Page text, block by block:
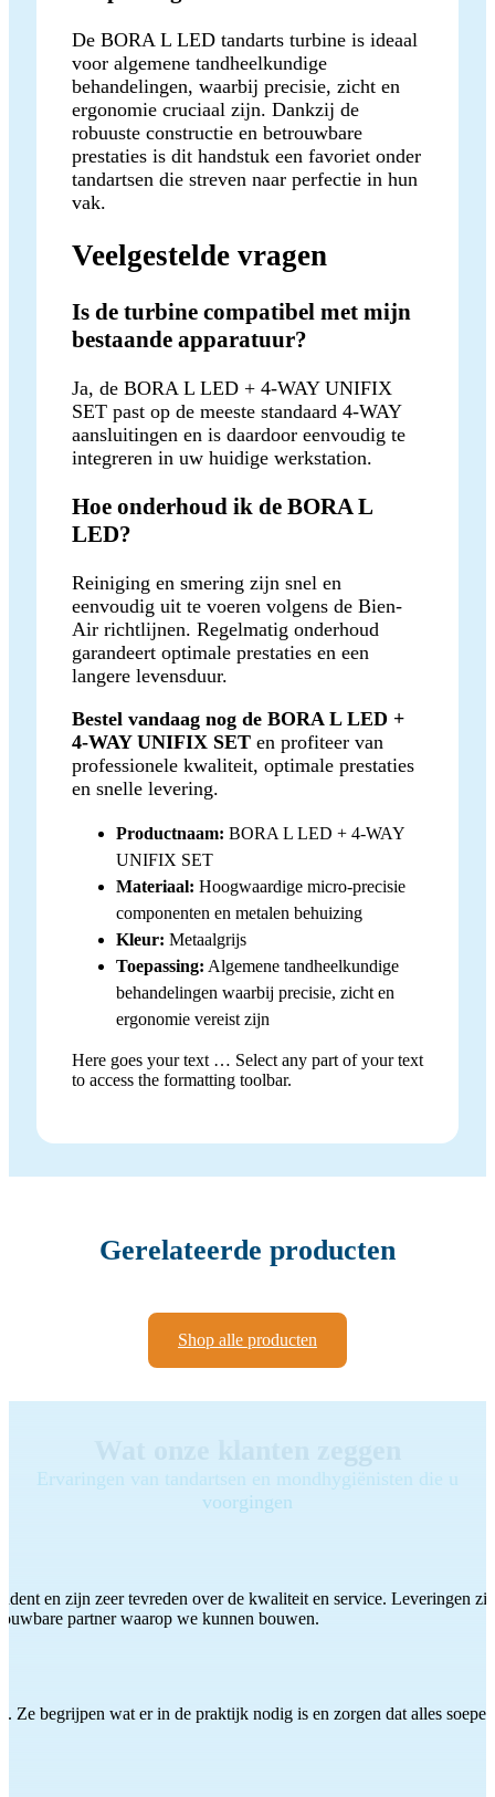
De BORA L LED tandarts turbine is ideaal
voor algemene tandheelkundige
behandelingen, waarbij precisie, zicht en
ergonomie cruciaal zijn. Dankzij de
robuuste constructie en betrouwbare
prestaties is dit handstuk een favoriet onder
tandartsen die streven naar perfectie in hun
vak.
Veelgestelde vragen
Is de turbine compatibel met mijn
bestaande apparatuur?
Ja, de BORA L LED + 4-WAY UNIFIX
SET past op de meeste standaard 4-WAY
aansluitingen en is daardoor eenvoudig te
integreren in uw huidige werkstation.
Hoe onderhoud ik de BORA L
LED?
Reiniging en smering zijn snel en
eenvoudig uit te voeren volgens de Bien-
Air richtlijnen. Regelmatig onderhoud
garandeert optimale prestaties en een
langere levensduur.
Bestel vandaag nog de BORA L LED +
4-WAY UNIFIX SET en profiteer van
professionele kwaliteit, optimale prestaties
en snelle levering.
Productnaam: BORA L LED + 4-WAY
UNIFIX SET
Materiaal: Hoogwaardige micro-precisie
componenten en metalen behuizing
Kleur: Metaalgrijs
Toepassing: Algemene tandheelkundige
behandelingen waarbij precisie, zicht en
ergonomie vereist zijn
Here goes your text … Select any part of your text
to access the formatting toolbar.
Gerelateerde producten
Shop alle producten
Ervaringen van tandartsen en mondhygiënisten die u
voorgingen
en zijn zeer tevreden over de kwaliteit en service. Leveringen
partner waarop we kunnen bouwen.
Ze begrijpen wat er in de praktijk nodig is en zorgen dat alles